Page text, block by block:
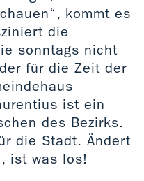
kommt es
die
sonntags nicht
für die Zeit der
ist ein
des Bezirks.
die Stadt. Ändert
ist was los!